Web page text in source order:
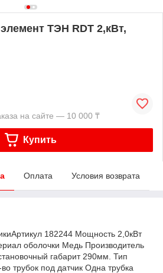
ТЭН RDT 2,кВт,
на сайте — 10 000 ₸
Купить
Оплата Условия возврата
182244 Мощность 2,0кВт
оболочки Медь Производитель
габарит 290мм. Тип
трубок под датчик Одна трубка